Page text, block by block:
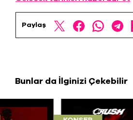
Paylaş
Bunlar da İlginizi Çekebilir